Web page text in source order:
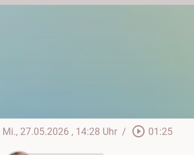
Mi., 27.05.2026 , 14:28 Uhr / play_circle_outline 01:25